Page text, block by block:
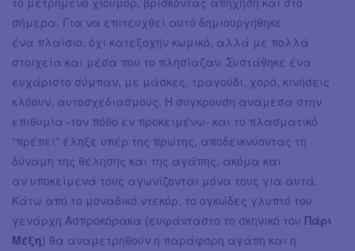
σήμερα. Για να επιτευχθεί αυτό δημιουργήθηκε
ένα πλαίσιο, όχι κατεξοχήν κωμικό, αλλά με πολλά
στοιχεία και μέσα που το πλησίαζαν. Συστάθηκε ένα
ευχάριστο σύμπαν, με μάσκες, τραγούδι, χορό, κινήσεις
κλόουν, αυτοσχεδιασμούς. Η σύγκρουση ανάμεσα στην
επιθυμία -τον πόθο εν προκειμένω- και το πλασματικό
“πρέπει” έληξε υπέρ της πρώτης, αποδεικνύοντας τη
δύναμη της θέλησης και της αγάπης, ακόμα και
αν υποκείμενά τους αγωνίζονται μόνα τους για αυτά.
Κάτω από το μοναδικό ντεκόρ, το ογκώδες γλυπτό του
γενάρχη Ασπροκόρακα (ευφάνταστο το σκηνικό του Πάρι
Μέξη) θα αναμετρηθούν η παράφορη αγάπη και η